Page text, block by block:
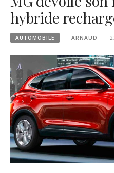
hybride
AUTOMOBILE ARNAUD